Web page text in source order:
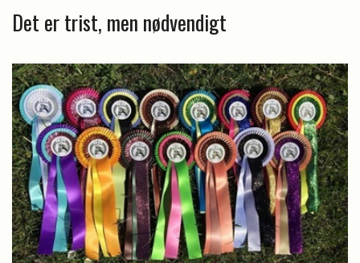
Det er trist, men nødvendigt